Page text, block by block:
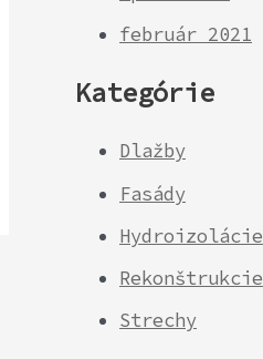
február 2021
Kategórie
Dlažby
Fasády
Hydroizolácie
Rekonštrukcie
Strechy